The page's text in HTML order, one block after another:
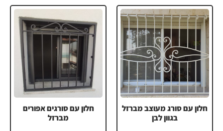
חלון עם סורג מעוצב מברזל
בגוון לבן
חלון עם סורגים אפורים
מברזל